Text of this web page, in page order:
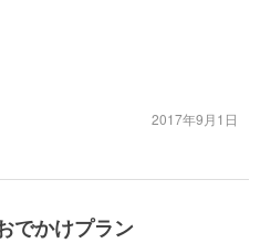
2017年9月1日
でかけプラン